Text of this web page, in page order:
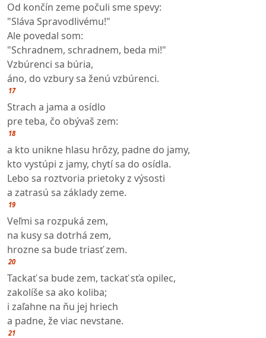
Od končín zeme počuli sme spevy:
"Sláva Spravodlivému!"
Ale povedal som:
"Schradnem, schradnem, beda mi!"
Vzbúrenci sa búria,
áno, do vzbury sa ženú vzbúrenci.
17
Strach a jama a osídlo
pre teba, čo obývaš zem:
18
a kto unikne hlasu hrôzy, padne do jamy,
kto vystúpi z jamy, chytí sa do osídla.
Lebo sa roztvoria prietoky z výsosti
a zatrasú sa základy zeme.
19
Veľmi sa rozpuká zem,
na kusy sa dotrhá zem,
hrozne sa bude triasť zem.
20
Tackať sa bude zem, tackať sťa opilec,
zakolíše sa ako koliba;
i zaľahne na ňu jej hriech
a padne, že viac nevstane.
21